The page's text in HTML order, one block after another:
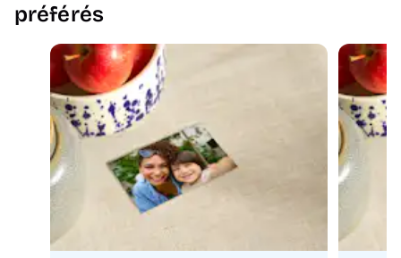
préférés